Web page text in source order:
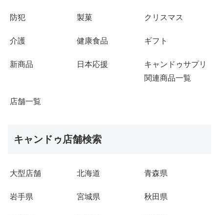
防犯 製菓 クリスマス
介護 健康食品 ギフト
新商品 日本応援
キャンドゥサプリ
関連商品一覧
店舗一覧
キャンドゥ店舗検索
大型店舗 北海道 青森県
岩手県 宮城県 秋田県